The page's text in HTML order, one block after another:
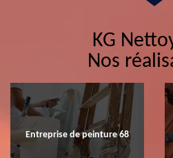
KG
Nos
Entreprise de peinture 68